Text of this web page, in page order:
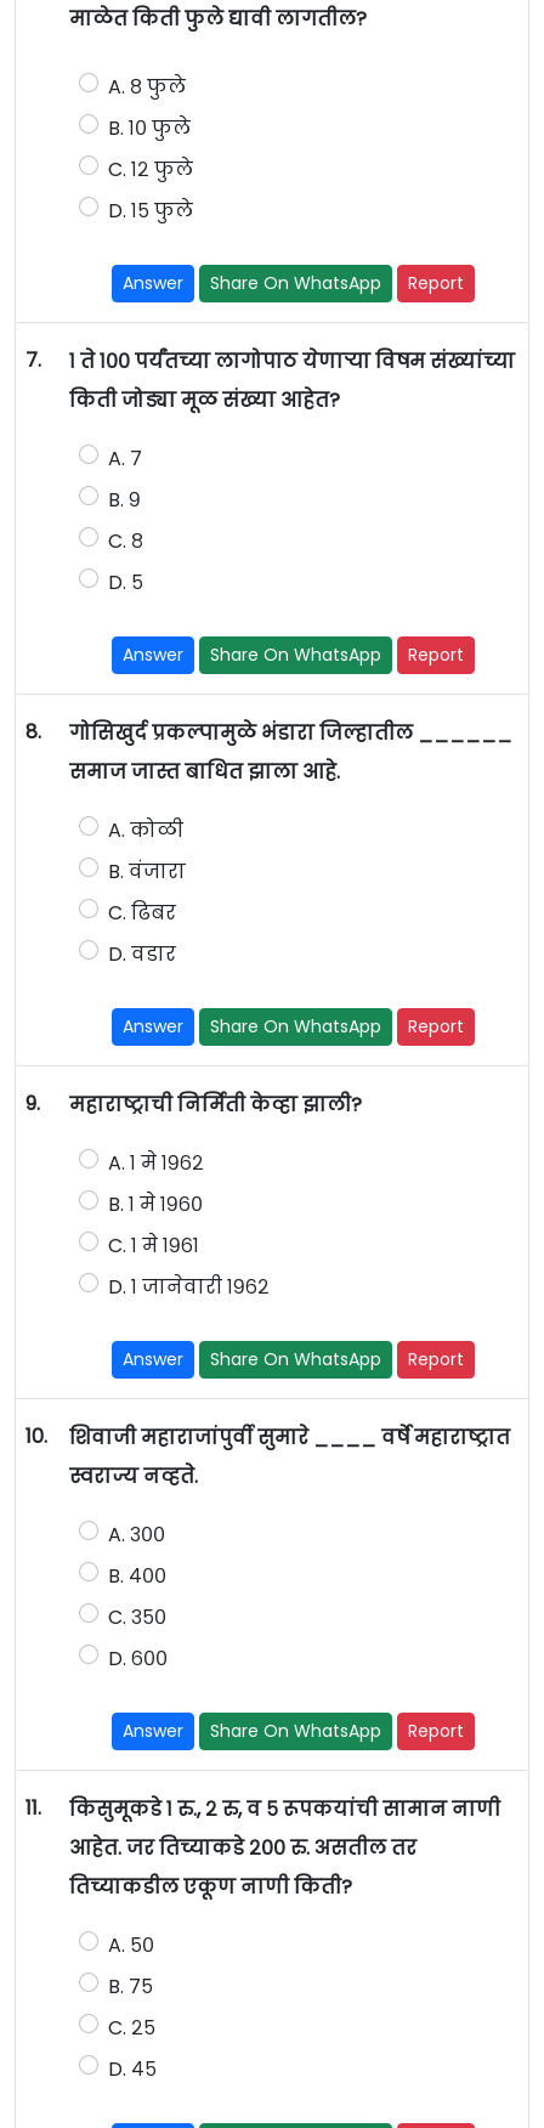
माळेत किती फुले द्यावी लागतील?
A. ८ फुले
B. १० फुले
C. १२ फुले
D. १५ फुले
Answer Share On WhatsApp Report
7.
१ ते १०० पर्यंतच्या लागोपाठ येणाऱ्या विषम संख्यांच्या
किती जोड्या मूळ संख्या आहेत?
A. ७
B. ९
C. ८
D. ५
Answer Share On WhatsApp Report
8.
गोसिखुर्द प्रकल्पामुळे भंडारा जिल्हातील ______
समाज जास्त बाधित झाला आहे.
A. कोळी
B. वंजारा
C. ढिबर
D. वडार
Answer Share On WhatsApp Report
9. महाराष्ट्राची निर्मिती केव्हा झाली?
A. १ मे १९६२
B. १ मे १९६०
C. १ मे १९६१
D. १ जानेवारी १९६२
Answer Share On WhatsApp Report
10.
शिवाजी महाराजांपुर्वी सुमारे ____ वर्षे महाराष्ट्रात
स्वराज्य नव्हते.
A. ३००
B. ४००
C. ३५०
D. ६००
Answer Share On WhatsApp Report
11.
किसुमूकडे १ रु., २ रु, व ५ रूपकयांची सामान नाणी
आहेत. जर तिच्याकडे २०० रु. असतील तर
तिच्याकडील एकूण नाणी किती?
A. ५०
B. ७५
C. २५
D. ४५